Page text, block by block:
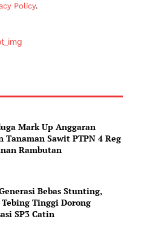
Policy.
Mark Up Anggaran
Tanaman Sawit PTPN 4 Reg
Rambutan
Bebas Stunting,
Tinggi Dorong
SP3 Catin